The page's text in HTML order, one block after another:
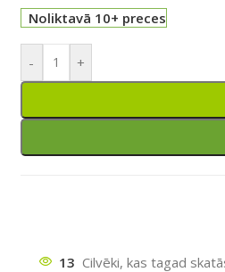
Noliktavā 10+ preces
- +
13 Cilvēki, kas tagad